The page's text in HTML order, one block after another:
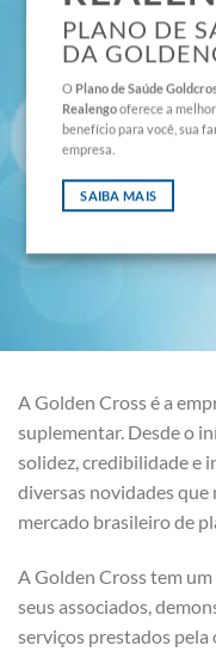
PLANO DE
DA
O Plano de Saúde
Realengooferece a
benefício para você, sua
empresa.
SAIBA MAIS
A Golden Cross é a
suplementar. Desde o
solidez, credibilidade e
diversas novidades
mercado brasileiro de
A Golden Cross tem
seus associados,
serviços prestados pela